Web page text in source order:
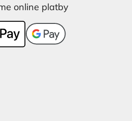
online platby